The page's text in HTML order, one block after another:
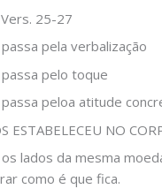
25-27
pela verbalização
pelo toque
peloa atitude
ESTABELECEU NO
lados da mesma
como é que fica.